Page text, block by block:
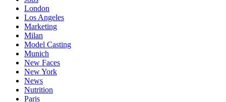
London
Los Angeles
Marketing
Milan
Model Casting
Munich
New Faces
New York
News
Nutrition
Paris